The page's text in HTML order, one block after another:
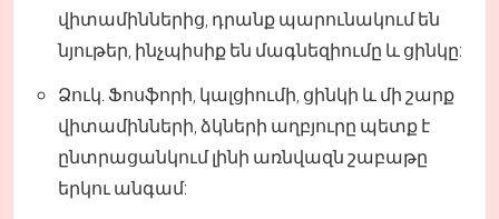
վիտամիններից, դրանք պարունակում են
նյութեր, ինչպիսիք են մագնեզիումը և ցինկը:
Ձուկ. Ֆոսֆորի, կալցիումի, ցինկի և մի շարք
վիտամինների, ձկների աղբյուրը պետք է
ընտրացանկում լինի առնվազն շաբաթը
երկու անգամ: